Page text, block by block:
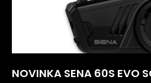
NOVINKA SENA 60S EVO